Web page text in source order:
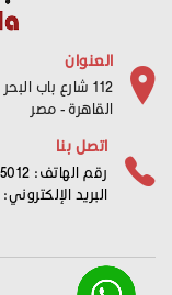
العنوان
112 شارع باب البحر
القاهرة - مصر
اتصل بنا
رقم الهاتف: 01277675012
البريد الإلكتروني: